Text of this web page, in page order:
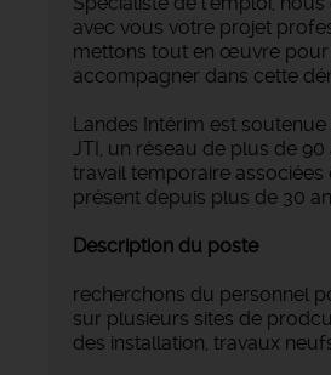
avec vous votre projet
mettons tout en œuvre pour
accompagner dans cette
Landes Intérim est
JTI, un réseau de plus de
travail temporaire associées
présent depuis plus de 30
Description du poste
recherchons du personnel
sur plusieurs sites de
des installation, travaux